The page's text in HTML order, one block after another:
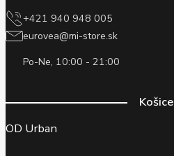
+421 940 948 005
eurovea@mi-store.sk
Po-Ne, 10:00 - 21:00
Košice
OD Urban